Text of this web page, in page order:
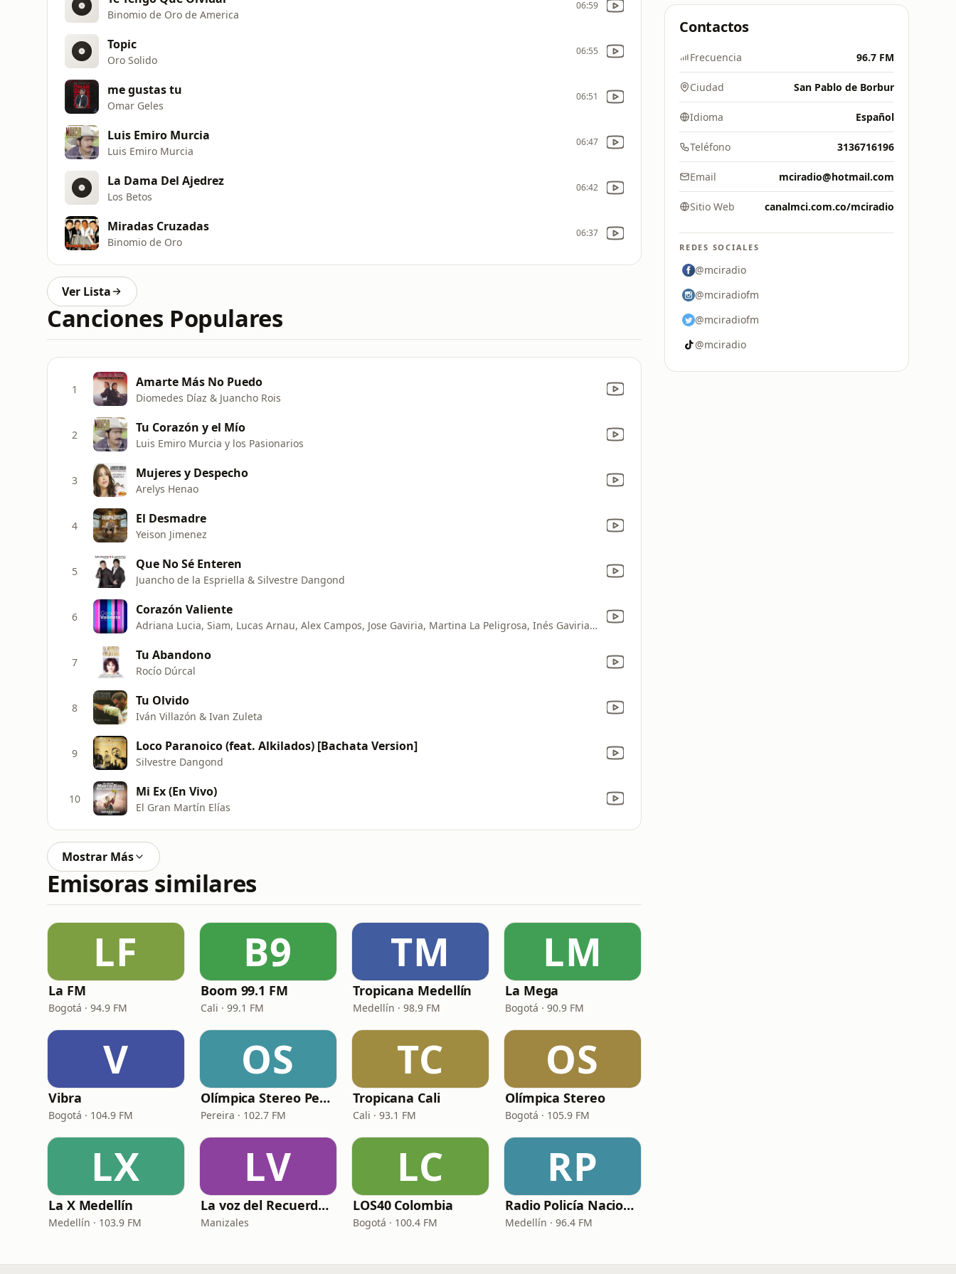
Binomio de Oro de America
06:59
Topic
Oro Solido
06:55
me gustas tu
Omar Geles
06:51
Luis Emiro Murcia
Luis Emiro Murcia
06:47
La Dama Del Ajedrez
Los Betos
06:42
Miradas Cruzadas
Binomio de Oro
06:37
Ver Lista
Canciones Populares
1 Amarte Más No Puedo
Diomedes Díaz & Juancho Rois
2 Tu Corazón y el Mío
Luis Emiro Murcia y los Pasionarios
3 Mujeres y Despecho
Arelys Henao
4 El Desmadre
Yeison Jimenez
5 Que No Sé Enteren
Juancho de la Espriella & Silvestre Dangond
6 Corazón Valiente
Adriana Lucia, Siam, Lucas Arnau, Alex Campos, Jose Gaviria, Martina La Peligrosa, Inés Gaviria, Alejandro González, Shaira, Salomé, Juan Felipe Samper, Rakel, Pipe Bueno & Paola Turbay
7 Tu Abandono
Rocío Dúrcal
8 Tu Olvido
Iván Villazón & Ivan Zuleta
9 Loco Paranoico (feat. Alkilados) [Bachata Version]
Silvestre Dangond
10 Mi Ex (En Vivo)
El Gran Martín Elías
Mostrar Más
Emisoras similares
LF
La FM
Bogotá · 94.9 FM
B9
Boom 99.1 FM
Cali · 99.1 FM
TM
Tropicana Medellín
Medellín · 98.9 FM
LM
La Mega
Bogotá · 90.9 FM
V
Vibra
Bogotá · 104.9 FM
OS
Olímpica Stereo Pereira
Pereira · 102.7 FM
TC
Tropicana Cali
Cali · 93.1 FM
OS
Olímpica Stereo
Bogotá · 105.9 FM
LX
La X Medellín
Medellín · 103.9 FM
LV
La voz del Recuerdo Manizales
Manizales
LC
LOS40 Colombia
Bogotá · 100.4 FM
RP
Radio Policía Nacional - Medellín
Medellín · 96.4 FM
Contactos
Frecuencia 96.7 FM
Ciudad San Pablo de Borbur
Idioma Español
Teléfono 3136716196
Email mciradio@hotmail.com
Sitio Web canalmci.com.co/mciradio
REDES SOCIALES
@mciradio
@mciradiofm
@mciradiofm
@mciradio